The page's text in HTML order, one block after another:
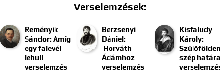
Verselemzések:
Reményik
Sándor: Amíg
egy falevél
lehull
verselemzés
Berzsenyi
Dániel:
Horváth
Ádámhoz
verselemzés
Kisfaludy
Károly:
szép